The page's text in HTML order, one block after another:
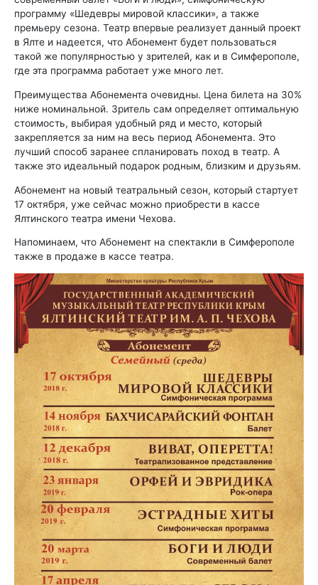
программу «Шедевры мировой классики», а также
премьеру сезона. Театр впервые реализует данный проект
в Ялте и надеется, что Абонемент будет пользоваться
такой же популярностью у зрителей, как и в Симферополе,
где эта программа работает уже много лет.
Преимущества Абонемента очевидны. Цена билета на 30%
ниже номинальной. Зритель сам определяет оптимальную
стоимость, выбирая удобный ряд и место, который
закрепляется за ним на весь период Абонемента. Это
лучший способ заранее спланировать поход в театр. А
также это идеальный подарок родным, близким и друзьям.
Абонемент на новый театральный сезон, который стартует
17 октября, уже сейчас можно приобрести в кассе
Ялтинского театра имени Чехова.
Напоминаем, что Абонемент на спектакли в Симферополе
также в продаже в кассе театра.